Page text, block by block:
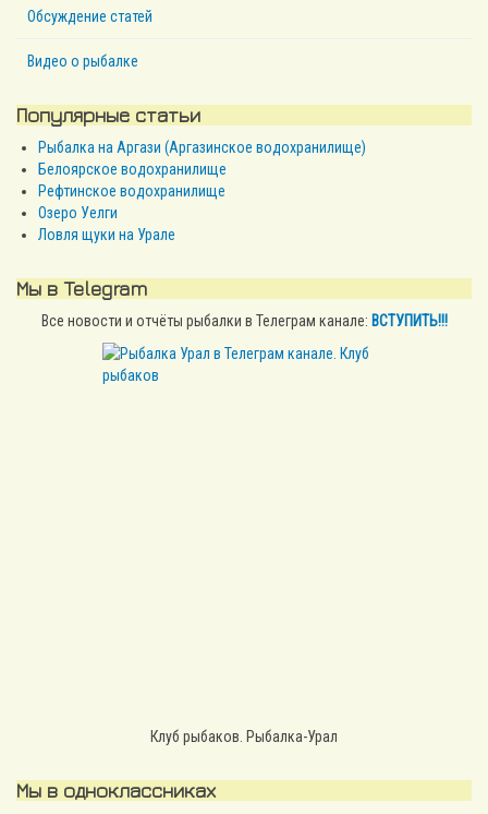
Обсуждение статей
Видео о рыбалке
Популярные статьи
Рыбалка на Аргази (Аргазинское водохранилище)
Белоярское водохранилище
Рефтинское водохранилище
Озеро Уелги
Ловля щуки на Урале
Мы в Telegram
Все новости и отчёты рыбалки в Телеграм канале: ВСТУПИТЬ!!!
Клуб рыбаков. Рыбалка-Урал
Мы в одноклассниках